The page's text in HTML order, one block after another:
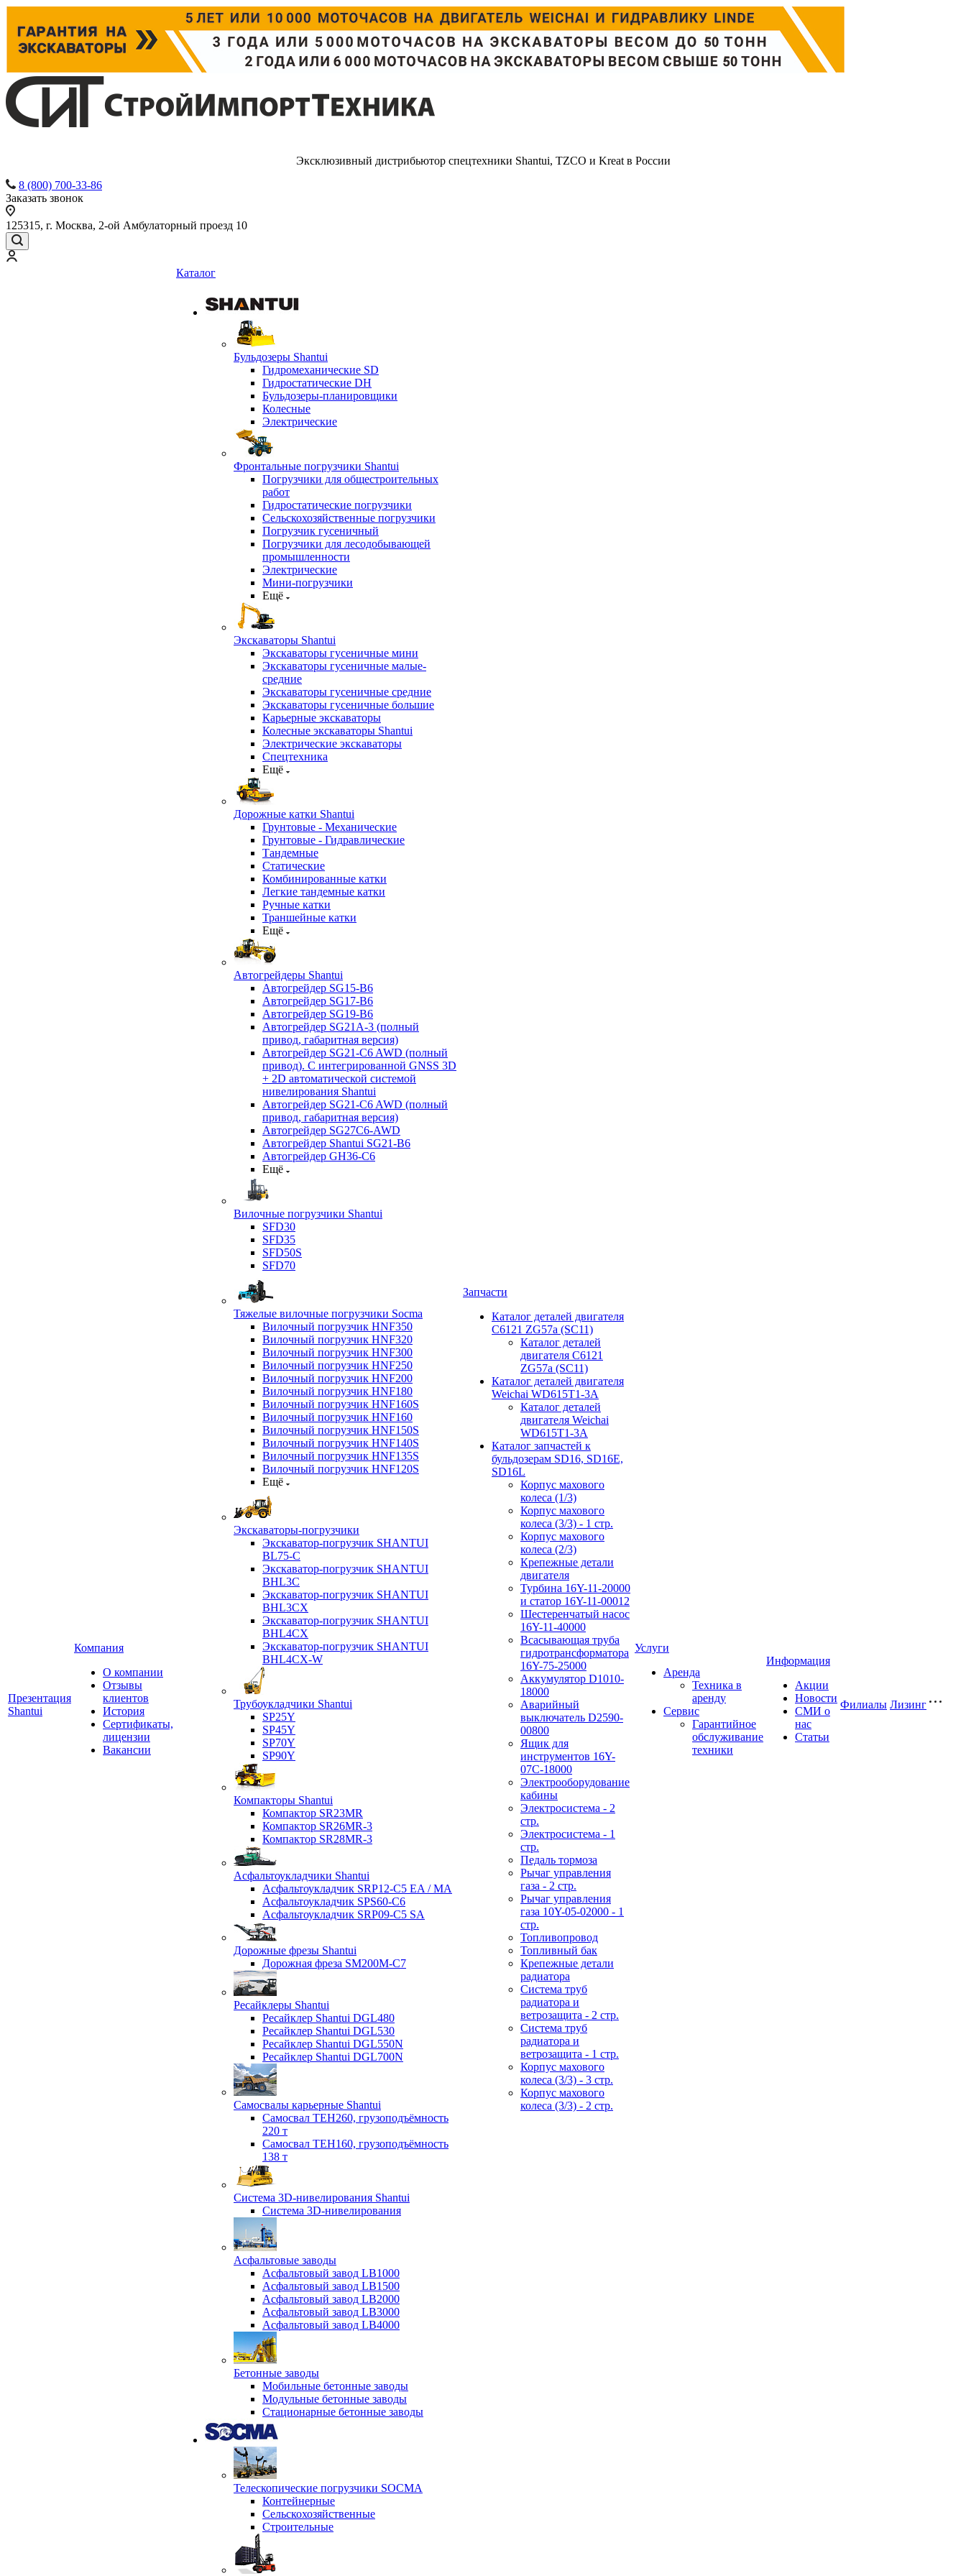
Эксклюзивный дистрибьютор спецтехники Shantui, TZCO и Kreat в России
8 (800) 700-33-86
Заказать звонок
125315, г. Москва, 2-ой Амбулаторный проезд 10
Презентация
Shantui
Компания
О компании
Отзывы
клиентов
История
Сертификаты,
лицензии
Вакансии
Каталог
Бульдозеры Shantui
Гидромеханические SD
Гидростатические DH
Бульдозеры-планировщики
Колесные
Электрические
Фронтальные погрузчики Shantui
Погрузчики для общестроительных
работ
Гидростатические погрузчики
Сельскохозяйственные погрузчики
Погрузчик гусеничный
Погрузчики для лесодобывающей
промышленности
Электрические
Мини-погрузчики
Ещё
Экскаваторы Shantui
Экскаваторы гусеничные мини
Экскаваторы гусеничные малые-
средние
Экскаваторы гусеничные средние
Экскаваторы гусеничные большие
Карьерные экскаваторы
Колесные экскаваторы Shantui
Электрические экскаваторы
Спецтехника
Ещё
Дорожные катки Shantui
Грунтовые - Механические
Грунтовые - Гидравлические
Тандемные
Статические
Комбинированные катки
Легкие тандемные катки
Ручные катки
Траншейные катки
Ещё
Автогрейдеры Shantui
Автогрейдер SG15-B6
Автогрейдер SG17-B6
Автогрейдер SG19-B6
Автогрейдер SG21А-3 (полный
привод, габаритная версия)
Автогрейдер SG21-C6 AWD (полный
привод). С интегрированной GNSS 3D
+ 2D автоматической системой
нивелирования Shantui
Автогрейдер SG21-C6 AWD (полный
привод, габаритная версия)
Автогрейдер SG27C6-AWD
Автогрейдер Shantui SG21-B6
Автогрейдер GH36-C6
Ещё
Вилочные погрузчики Shantui
SFD30
SFD35
SFD50S
SFD70
Тяжелые вилочные погрузчики Socma
Вилочный погрузчик HNF350
Вилочный погрузчик HNF320
Вилочный погрузчик HNF300
Вилочный погрузчик HNF250
Вилочный погрузчик HNF200
Вилочный погрузчик HNF180
Вилочный погрузчик HNF160S
Вилочный погрузчик HNF160
Вилочный погрузчик HNF150S
Вилочный погрузчик HNF140S
Вилочный погрузчик HNF135S
Вилочный погрузчик HNF120S
Ещё
Экскаваторы-погрузчики
Экскаватор-погрузчик SHANTUI
BL75-C
Экскаватор-погрузчик SHANTUI
BHL3C
Экскаватор-погрузчик SHANTUI
BHL3CX
Экскаватор-погрузчик SHANTUI
BHL4CX
Экскаватор-погрузчик SHANTUI
BHL4CX-W
Трубоукладчики Shantui
SP25Y
SP45Y
SP70Y
SP90Y
Компакторы Shantui
Компактор SR23MR
Компактор SR26MR-3
Компактор SR28MR-3
Асфальтоукладчики Shantui
Асфальтоукладчик SRP12-C5 EA / МА
Асфальтоукладчик SPS60-C6
Асфальтоукладчик SRP09-C5 SA
Дорожные фрезы Shantui
Дорожная фреза SM200M-C7
Ресайклеры Shantui
Ресайклер Shantui DGL480
Ресайклер Shantui DGL530
Ресайклер Shantui DGL550N
Ресайклер Shantui DGL700N
Самосвалы карьерные Shantui
Самосвал TEH260, грузоподъёмность
220 т
Самосвал TEH160, грузоподъёмность
138 т
Система 3D-нивелирования Shantui
Система 3D-нивелирования
Асфальтовые заводы
Асфальтовый завод LB1000
Асфальтовый завод LB1500
Асфальтовый завод LB2000
Асфальтовый завод LB3000
Асфальтовый завод LB4000
Бетонные заводы
Мобильные бетонные заводы
Модульные бетонные заводы
Стационарные бетонные заводы
Телескопические погрузчики SOCMA
Контейнерные
Сельскохозяйственные
Строительные
Запчасти
Каталог деталей двигателя
C6121 ZG57a (SC11)
Каталог деталей
двигателя C6121
ZG57a (SC11)
Каталог деталей двигателя
Weichai WD615T1-3A
Каталог деталей
двигателя Weichai
WD615T1-3A
Каталог запчастей к
бульдозерам SD16, SD16E,
SD16L
Корпус махового
колеса (1/3)
Корпус махового
колеса (3/3) - 1 стр.
Корпус махового
колеса (2/3)
Крепежные детали
двигателя
Турбина 16Y-11-20000
и статор 16Y-11-00012
Шестеренчатый насос
16Y-11-40000
Всасывающая труба
гидротрансформатора
16Y-75-25000
Аккумулятор D1010-
18000
Аварийный
выключатель D2590-
00800
Ящик для
инструментов 16Y-
07С-18000
Электрооборудование
кабины
Электросистема - 2
стр.
Электросистема - 1
стр.
Педаль тормоза
Рычаг управления
газа - 2 стр.
Рычаг управления
газа 10Y-05-02000 - 1
стр.
Топливопровод
Топливный бак
Крепежные детали
радиатора
Система труб
радиатора и
ветрозащита - 2 стр.
Система труб
радиатора и
ветрозащита - 1 стр.
Корпус махового
колеса (3/3) - 3 стр.
Корпус махового
колеса (3/3) - 2 стр.
Услуги
Аренда
Техника в
аренду
Сервис
Гарантийное
обслуживание
техники
Информация
Акции
Новости
СМИ о
нас
Статьи
Филиалы Лизинг